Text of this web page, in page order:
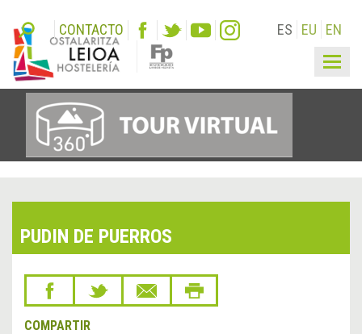
CONTACTO ES EU EN
PUDIN DE PUERROS
COMPARTIR